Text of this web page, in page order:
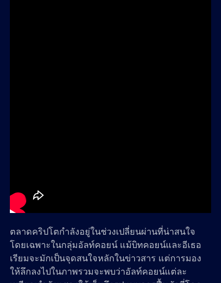
ตลาดคริปโตกำลังอยู่ในช่วงเปลี่ยนผ่านที่น่าสนใจ
โดยเฉพาะในกลุ่มอัลท์คอยน์ แม้บิทคอยน์และอีเธอ
เรียมจะมักเป็นจุดสนใจหลักในข่าวสาร แต่การมอง
ให้ลึกลงไปในภาพรวมจะพบว่าอัลท์คอยน์แต่ละ